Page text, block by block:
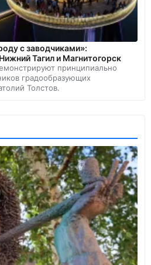
с заводчиками»:
Тагил и Магнитогорск
принципиально
градообразующих
Толстов.